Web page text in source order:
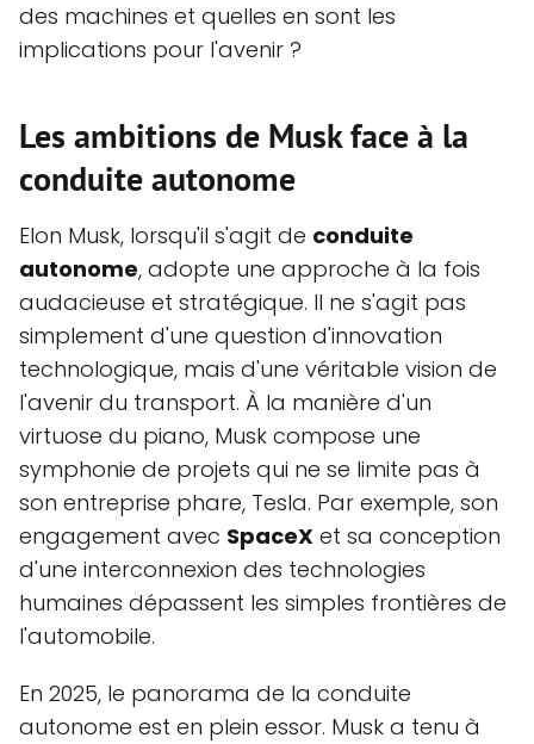
des machines et quelles en sont les
implications pour l'avenir ?
Les ambitions de Musk face à la
conduite autonome
Elon Musk, lorsqu'il s'agit de conduite
autonome, adopte une approche à la fois
audacieuse et stratégique. Il ne s'agit pas
simplement d'une question d'innovation
technologique, mais d'une véritable vision de
l'avenir du transport. À la manière d'un
virtuose du piano, Musk compose une
symphonie de projets qui ne se limite pas à
son entreprise phare, Tesla. Par exemple, son
engagement avec SpaceX et sa conception
d'une interconnexion des technologies
humaines dépassent les simples frontières de
l'automobile.
En 2025, le panorama de la conduite
autonome est en plein essor. Musk a tenu à